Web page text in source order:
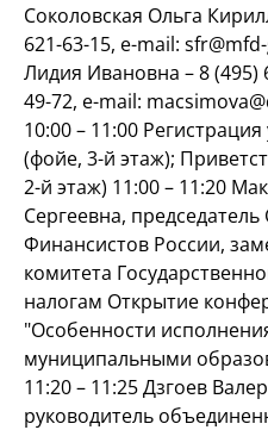
Соколовская Ольга
621-63-15, e-mail:
Лидия Ивановна – 8 (495)
49-72, e-mail:
10:00 – 11:00
(фойе, 3-й этаж);
2-й этаж) 11:00 – 11:20
Сергеевна,
Финансистов России,
комитета
налогам Открытие
"Особенности
муниципальными
11:20 – 11:25 Дзгоев
руководитель